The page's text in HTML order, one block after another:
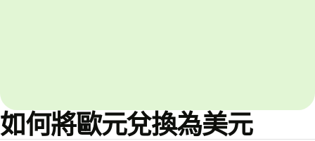
如何將歐元兌換為美元